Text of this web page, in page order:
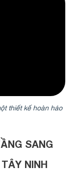
thiết kế hoàn hảo
SANG
NINH